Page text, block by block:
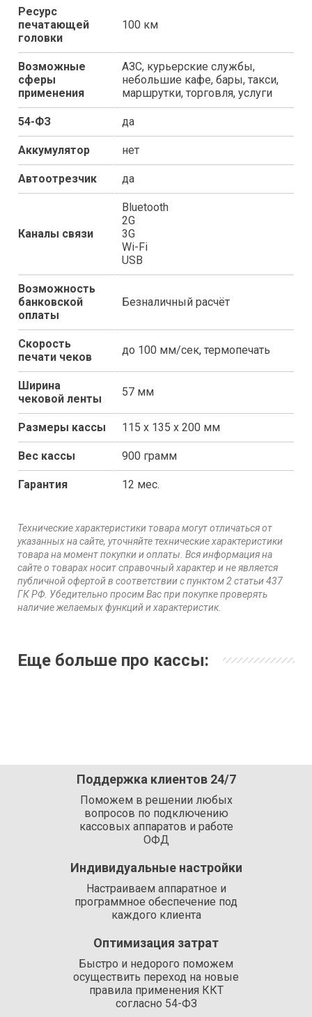
Ресурс
печатающей
головки
100 км
Возможные
сферы
применения
АЗС, курьерские службы,
небольшие кафе, бары, такси,
маршрутки, торговля, услуги
54-ФЗ да
Аккумулятор нет
Автоотрезчик да
Каналы связи
Bluetooth
2G
3G
Wi-Fi
USB
Возможность
банковской
оплаты
Безналичный расчёт
Скорость
печати чеков
до 100 мм/сек, термопечать
Ширина
чековой ленты
57 мм
Размеры кассы 115 х 135 х 200 мм
Вес кассы 900 грамм
Гарантия 12 мес.
Технические характеристики товара могут отличаться от
указанных на сайте, уточняйте технические характеристики
товара на момент покупки и оплаты. Вся информация на
сайте о товарах носит справочный характер и не является
публичной офертой в соответствии с пунктом 2 статьи 437
ГК РФ. Убедительно просим Вас при покупке проверять
наличие желаемых функций и характеристик.
Еще больше про кассы:
Поддержка клиентов 24/7
Поможем в решении любых
вопросов по подключению
кассовых аппаратов и работе
ОФД
Индивидуальные настройки
Настраиваем аппаратное и
программное обеспечение под
каждого клиента
Оптимизация затрат
Быстро и недорого поможем
осуществить переход на новые
правила применения ККТ
согласно 54-ФЗ